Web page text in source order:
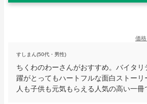
価
すしまん(50代・男性)
ちくわのわーさんがおすすめ。バイタ
躍がとってもハートフルな面白ストー
人も子供も元気もらえる人気の高い一冊